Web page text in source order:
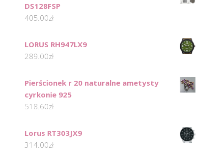
DS128FSP
405.00zł
LORUS RH947LX9
289.00zł
Pierścionek r 20 naturalne ametysty
cyrkonie 925
518.60zł
Lorus RT303JX9
314.00zł